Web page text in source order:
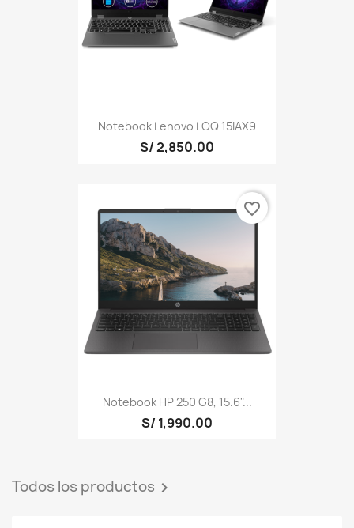
Notebook Lenovo LOQ 15IAX9
S/ 2,850.00
Notebook HP 250 G8, 15.6"...
S/ 1,990.00
favorite_border
Todos los productos 